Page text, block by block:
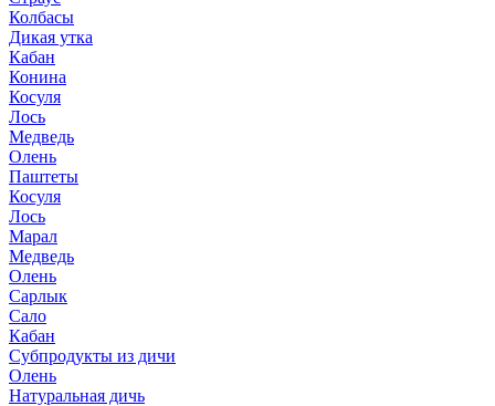
Колбасы
Дикая утка
Кабан
Конина
Косуля
Лось
Медведь
Олень
Паштеты
Косуля
Лось
Марал
Медведь
Олень
Сарлык
Сало
Кабан
Субпродукты из дичи
Олень
Натуральная дичь